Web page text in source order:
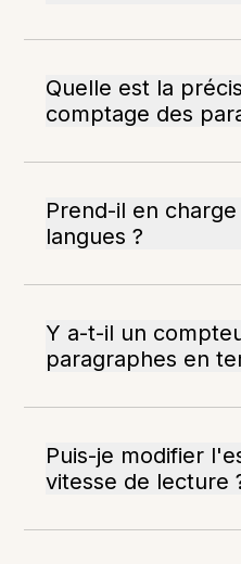
Quelle est la
comptage des
Prend-il en
langues ?
Y a-t-il un
paragraphes en
Puis-je modifier
vitesse de lecture